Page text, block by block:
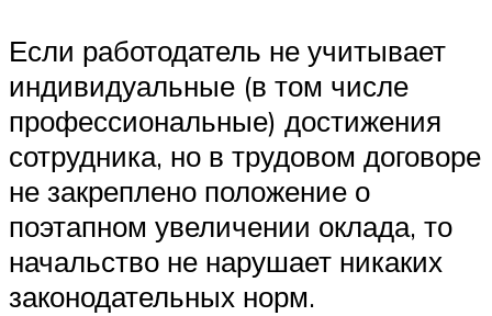
Если работодатель не учитывает
индивидуальные (в том числе
профессиональные) достижения
сотрудника, но в трудовом договоре
не закреплено положение о
поэтапном увеличении оклада, то
начальство не нарушает никаких
законодательных норм.